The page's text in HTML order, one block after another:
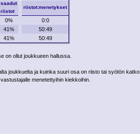
saadut
riistot
riistot:menetykset
0%
0:0
41%
50:49
41% 50:49
on ollut joukkueen hallussa.
joukkuelta ja kuinka suuri osa on riisto tai syötön katko.
menetettyihin kiekkoihin.